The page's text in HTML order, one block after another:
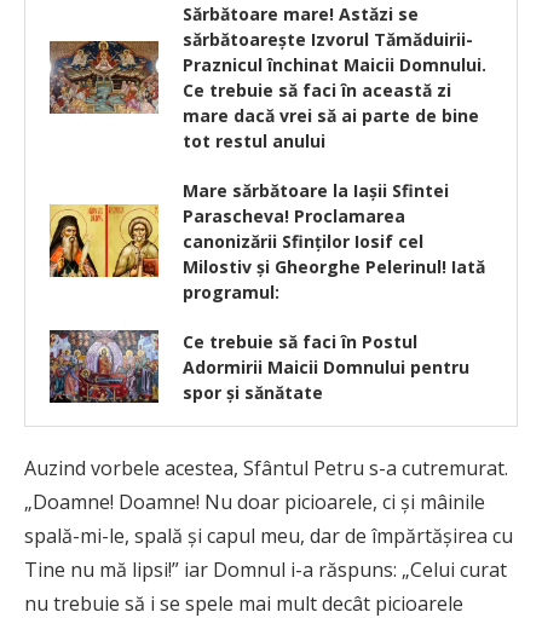
Sărbătoare mare! Astăzi se
sărbătoarește Izvorul Tămăduirii-
Praznicul închinat Maicii Domnului.
Ce trebuie să faci în această zi
mare dacă vrei să ai parte de bine
tot restul anului
Mare sărbătoare la Iașii Sfintei
Parascheva! Proclamarea
canonizării Sfinților Iosif cel
Milostiv și Gheorghe Pelerinul! Iată
programul:
Ce trebuie să faci în Postul
Adormirii Maicii Domnului pentru
spor şi sănătate
Auzind vorbele acestea, Sfântul Petru s-a cutremurat.
„Doamne! Doamne! Nu doar picioarele, ci şi mâinile
spală-mi-le, spală şi capul meu, dar de împărtăşirea cu
Tine nu mă lipsi!” iar Domnul i-a răspuns: „Celui curat
nu trebuie să i se spele mai mult decât picioarele